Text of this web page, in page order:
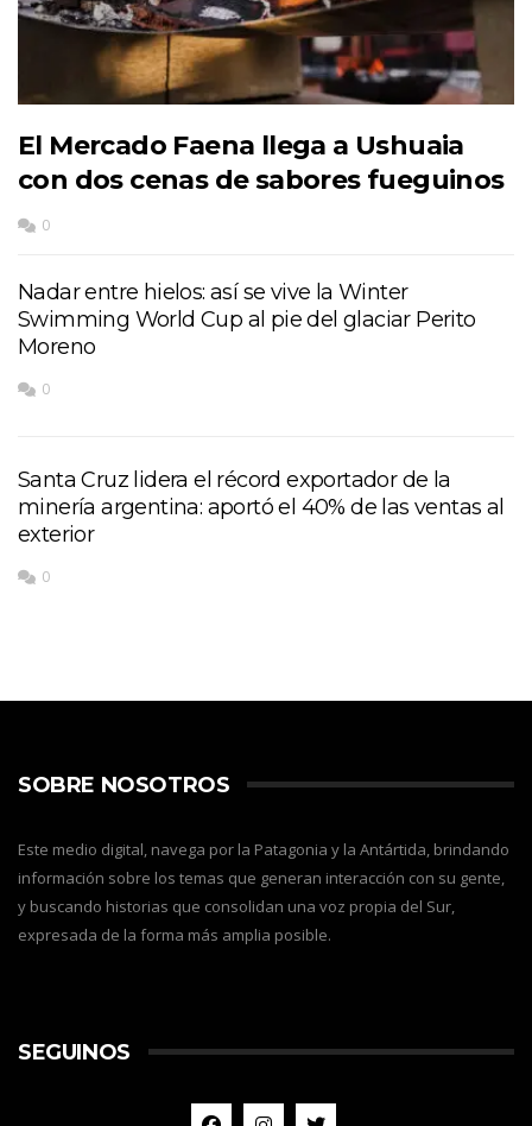
El Mercado Faena llega a Ushuaia
con dos cenas de sabores fueguinos
0
Nadar entre hielos: así se vive la Winter
Swimming World Cup al pie del glaciar Perito
Moreno
0
Santa Cruz lidera el récord exportador de la
minería argentina: aportó el 40% de las ventas al
exterior
0
SOBRE NOSOTROS
Este medio digital, navega por la Patagonia y la Antártida, brindando
información sobre los temas que generan interacción con su gente,
y buscando historias que consolidan una voz propia del Sur,
expresada de la forma más amplia posible.
SEGUINOS